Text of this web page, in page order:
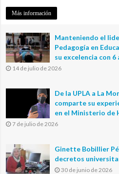
Más información
Manteniendo el
Pedagogía en
su excelencia con
14 de julio de 2026
De la UPLA a La
comparte su
en el Ministerio de
7 de julio de 2026
Ginette Bobillier
decretos
30 de junio de 2026